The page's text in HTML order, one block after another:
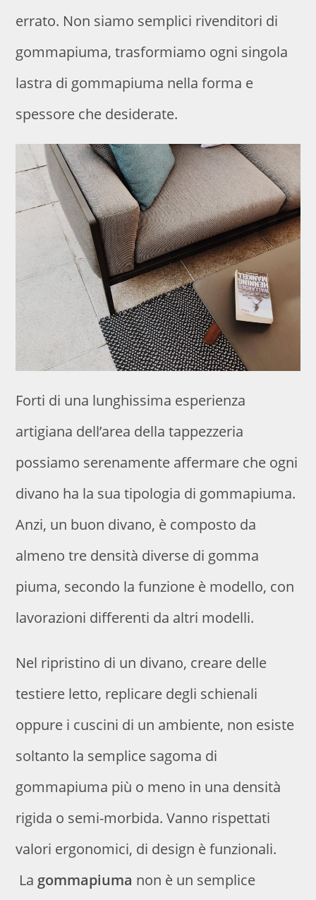
errato. Non siamo semplici rivenditori di
gommapiuma, trasformiamo ogni singola
lastra di gommapiuma nella forma e
spessore che desiderate.
Forti di una lunghissima esperienza
artigiana dell’area della tappezzeria
possiamo serenamente affermare che ogni
divano ha la sua tipologia di gommapiuma.
Anzi, un buon divano, è composto da
almeno tre densità diverse di gomma
piuma, secondo la funzione è modello, con
lavorazioni differenti da altri modelli.
Nel ripristino di un divano, creare delle
testiere letto, replicare degli schienali
oppure i cuscini di un ambiente, non esiste
soltanto la semplice sagoma di
gommapiuma più o meno in una densità
rigida o semi-morbida. Vanno rispettati
valori ergonomici, di design è funzionali.
La gommapiuma non è un semplice